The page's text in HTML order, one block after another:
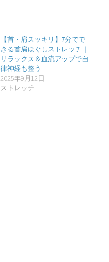
【首・肩スッキリ】7分でで
きる首肩ほぐしストレッチ｜
リラックス＆血流アップで自
律神経も整う
2025年9月12日
ストレッチ